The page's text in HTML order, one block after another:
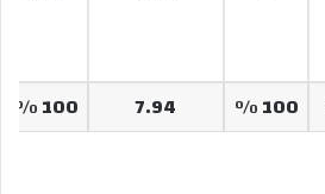
100 %
7.94
100 %